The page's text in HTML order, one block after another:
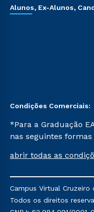
Alunos, Ex-Alunos,
Condições Comerciais:
*Para a Graduação
nas seguintes
Já para as demais, a
mencionadas são
Religioso, Geografia
do Ensino de História:
abrir todas as
Campus Virtual
Todos os direitos